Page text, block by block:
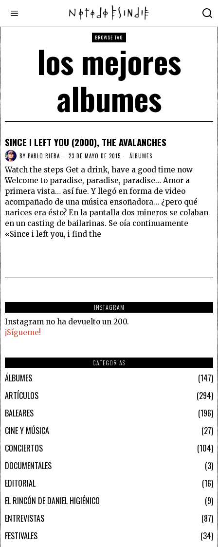
BROWSE TAG
los mejores
albumes
SINCE I LEFT YOU (2000), THE AVALANCHES
BY PABLO RIERA 23 DE MAYO DE 2015 ÁLBUMES
Watch the steps Get a drink, have a good time now
Welcome to paradise, paradise, paradise… Amor a
primera vista… así fue. Y llegó en forma de video
acompañado de una música ensoñadora… ¿pero qué
narices era ésto? En la pantalla dos mineros se colaban
en un casting de bailarinas. Se oía continuamente
«Since i left you, i find the
INSTAGRAM
Instagram no ha devuelto un 200.
¡Sígueme!
CATEGORIAS
ÁLBUMES
147
ARTÍCULOS
294
BALEARES
196
CINE Y MÚSICA
27
CONCIERTOS
104
DOCUMENTALES
3
EDITORIAL
16
EL RINCÓN DE DANIEL HIGIÉNICO
9
ENTREVISTAS
87
FESTIVALES
34